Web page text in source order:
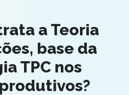
a Teoria
base da
TPC nos